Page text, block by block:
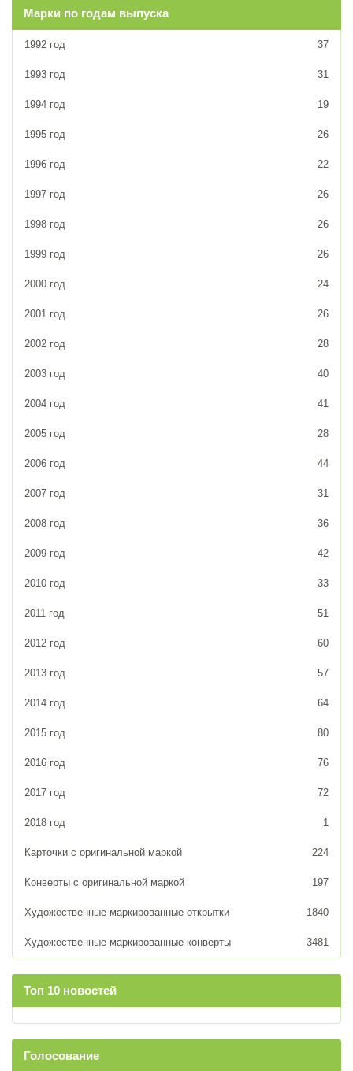
Марки по годам выпуска
1992 год 37
1993 год 31
1994 год 19
1995 год 26
1996 год 22
1997 год 26
1998 год 26
1999 год 26
2000 год 24
2001 год 26
2002 год 28
2003 год 40
2004 год 41
2005 год 28
2006 год 44
2007 год 31
2008 год 36
2009 год 42
2010 год 33
2011 год 51
2012 год 60
2013 год 57
2014 год 64
2015 год 80
2016 год 76
2017 год 72
2018 год 1
Карточки с оригинальной маркой 224
Конверты с оригинальной маркой 197
Художественные маркированные открытки 1840
Художественные маркированные конверты 3481
Топ 10 новостей
Голосование